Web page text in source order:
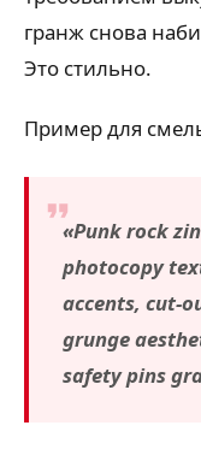
гранж снова
Это стильно.
Пример для
«Punk rock
photocopy
accents, cut-
grunge
safety pins